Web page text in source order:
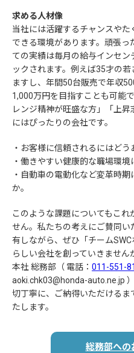
求める人材像
当社には活躍するチャンスや
できる環境があります。頑張
ての実績は毎月の給与インセ
ックされます。例えば35才の
ますし、年間50台販売で年収
1,000万円を目指すことも可能
レンジ精神が旺盛な方」「上昇
にはぴったりの会社です。
・お客様に信頼されるにはどう
・働きやすい健康的な職場環境
・自動車の電動化など変革時
か。
このような課題についてもこ
せん。私たちの考えにご賛同
有しながら、ぜひ「チーム
らしい会社を創っていきません
本社 総務部（ 電話： 011-551-
aoki.chk03@honda-auto.ne.jp
切丁寧に、ご納得いただける
たします。
総務部への